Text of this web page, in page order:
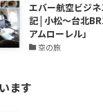
エバー航空ビジ
記 | 小松～台北
アムローレル」
空の旅
ます